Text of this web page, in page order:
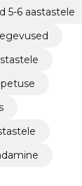
5-6 aastastele